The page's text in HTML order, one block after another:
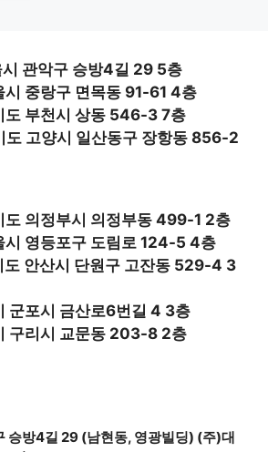
시 관악구 승방4길 29 5층
시 중랑구 면목동 91-61 4층
도 부천시 상동 546-3 7층
도 고양시 일산동구 장항동 856-2
도 의정부시 의정부동 499-1 2층
시 영등포구 도림로 124-5 4층
도 안산시 단원구 고잔동 529-4 3
군포시 금산로6번길 4 3층
구리시 교문동 203-8 2층
승방4길 29 (남현동, 영광빌딩) (주)대